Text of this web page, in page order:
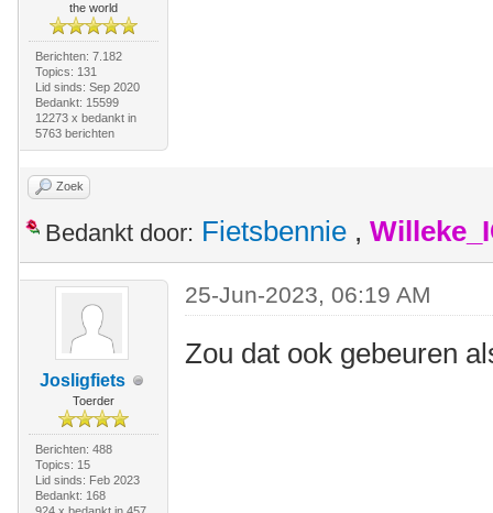
the world
Berichten: 7.182
Topics: 131
Lid sinds: Sep 2020
Bedankt: 15599
12273 x bedankt in
5763 berichten
Zoek
Bedankt door: Fietsbennie ,
Josligfiets
Toerder
Berichten: 488
Topics: 15
Lid sinds: Feb 2023
Bedankt: 168
25-Jun-2023, 06:19 AM
Zou dat ook gebeuren